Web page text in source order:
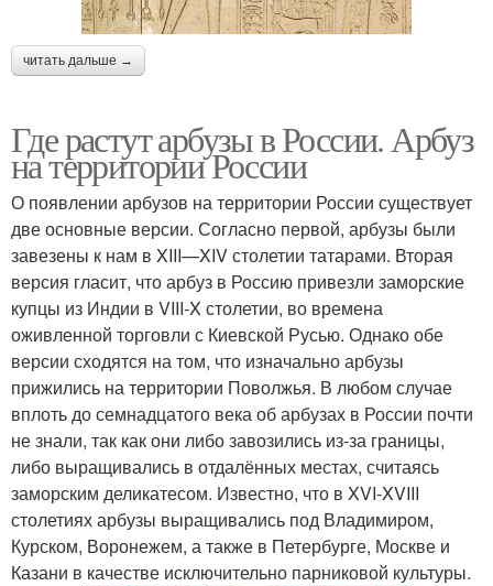
читать дальше →
Где растут арбузы в России. Арбуз
на территории России
О появлении арбузов на территории России существует
две основные версии. Согласно первой, арбузы были
завезены к нам в XIII—XIV столетии татарами. Вторая
версия гласит, что арбуз в Россию привезли заморские
купцы из Индии в VIII-X столетии, во времена
оживленной торговли с Киевской Русью. Однако обе
версии сходятся на том, что изначально арбузы
прижились на территории Поволжья. В любом случае
вплоть до семнадцатого века об арбузах в России почти
не знали, так как они либо завозились из-за границы,
либо выращивались в отдалённых местах, считаясь
заморским деликатесом. Известно, что в XVI-XVIII
столетиях арбузы выращивались под Владимиром,
Курском, Воронежем, а также в Петербурге, Москве и
Казани в качестве исключительно парниковой культуры.